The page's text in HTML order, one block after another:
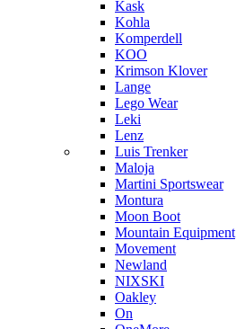
Kask
Kohla
Komperdell
KOO
Krimson Klover
Lange
Lego Wear
Leki
Lenz
Luis Trenker
Maloja
Martini Sportswear
Montura
Moon Boot
Mountain Equipment
Movement
Newland
NIXSKI
Oakley
On